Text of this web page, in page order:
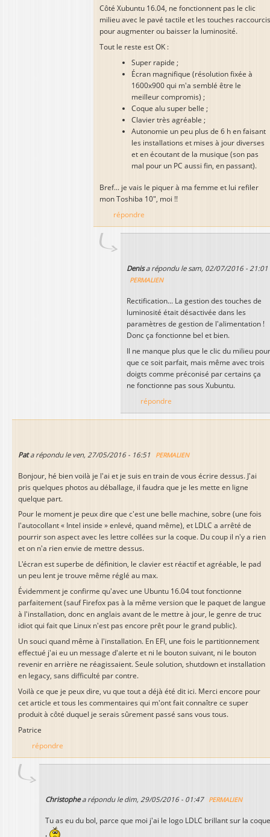
Côté Xubuntu 16.04, ne fonctionnent pas le clic
milieu avec le pavé tactile et les touches raccourcis
pour augmenter ou baisser la luminosité.
Tout le reste est OK :
Super rapide ;
Écran magnifique (résolution fixée à
1600x900 qui m'a semblé être le
meilleur compromis) ;
Coque alu super belle ;
Clavier très agréable ;
Autonomie un peu plus de 6 h en faisant
les installations et mises à jour diverses
et en écoutant de la musique (son pas
mal pour un PC aussi fin, en passant).
Bref... je vais le piquer à ma femme et lui refiler
mon Toshiba 10", moi !!
répondre
Denisa répondu lesam, 02/07/2016 - 21:01
PERMALIEN
Rectification... La gestion des touches de
luminosité était désactivée dans les
paramètres de gestion de l'alimentation !
Donc ça fonctionne bel et bien.
Il ne manque plus que le clic du milieu pour
que ce soit parfait, mais même avec trois
doigts comme préconisé par certains ça
ne fonctionne pas sous Xubuntu.
répondre
Pata répondu le ven, 27/05/2016 - 16:51 PERMALIEN
Bonjour, hé bien voilà je l'ai et je suis en train de vous écrire dessus. J'ai
pris quelques photos au déballage, il faudra que je les mette en ligne
quelque part.
Pour le moment je peux dire que c'est une belle machine, sobre (une fois
l'autocollant « Intel inside » enlevé, quand même), et LDLC a arrêté de
pourrir son aspect avec les lettre collées sur la coque. Du coup il n'y a rien
et on n'a rien envie de mettre dessus.
L'écran est superbe de définition, le clavier est réactif et agréable, le pad
un peu lent je trouve même réglé au max.
Évidemment je confirme qu'avec une Ubuntu 16.04 tout fonctionne
parfaitement (sauf Firefox pas à la même version que le paquet de langue
à l'installation, donc en anglais avant de le mettre à jour, le genre de truc
idiot qui fait que Linux n'est pas encore prêt pour le grand public).
Un souci quand même à l'installation. En EFI, une fois le partitionnement
effectué j'ai eu un message d'alerte et ni le bouton suivant, ni le bouton
revenir en arrière ne réagissaient. Seule solution, shutdown et installation
en legacy, sans difficulté par contre.
Voilà ce que je peux dire, vu que tout a déjà été dit ici. Merci encore pour
cet article et tous les commentaires qui m'ont fait connaître ce super
produit à côté duquel je serais sûrement passé sans vous tous.
Patrice
répondre
Christophea répondu le dim, 29/05/2016 - 01:47 PERMALIEN
Tu as eu du bol, parce que moi j'ai le logo LDLC brillant sur la coque